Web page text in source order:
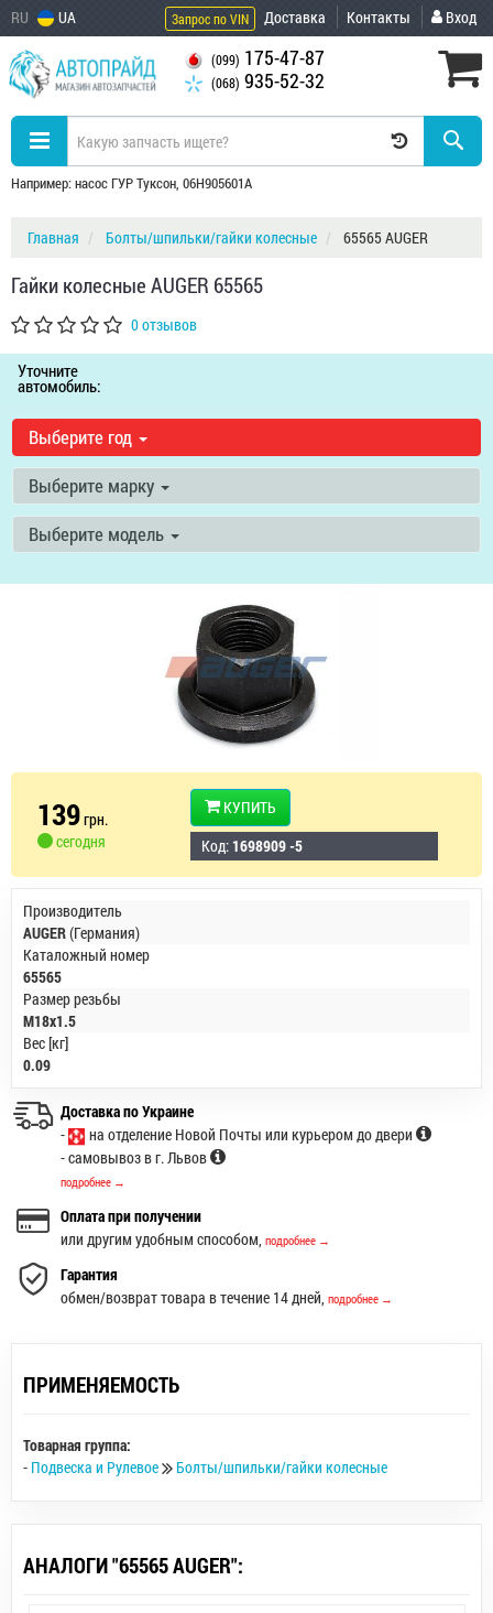
RU UA Запрос по VIN Доставка Контакты Вход
(099) 175-47-87
(068) 935-52-32
Например: насос ГУР Туксон, 06H905601A
Главная Болты/шпильки/гайки колесные 65565 AUGER
Гайки колесные AUGER 65565
0 отзывов
Уточните
автомобиль:
Выберите год
Выберите марку
Выберите модель
139грн.
сегодня
КУПИТЬ
Код: 1698909 -5
Производитель
AUGER(Германия)
Каталожный номер
65565
Размер резьбы
M18x1.5
Вес [кг]
0.09
Доставка по Украине
-
на отделение Новой Почты или курьером до двери
- самовывоз в г. Львов
подробнее →
Оплата при получении
или другим удобным способом, подробнее →
Гарантия
обмен/возврат товара в течение 14 дней, подробнее →
ПРИМЕНЯЕМОСТЬ
Товарная группа:
- Подвеска и Рулевое Болты/шпильки/гайки колесные
АНАЛОГИ "65565 AUGER":